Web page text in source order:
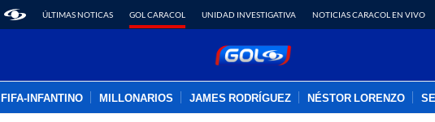
ÚLTIMAS NOTICAS GOL CARACOL UNIDAD INVESTIGATIVA NOTICIAS CARACOL EN VIVO
FIFA-INFANTINO MILLONARIOS JAMES RODRÍGUEZ NÉSTOR LORENZO